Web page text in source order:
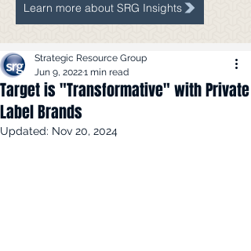
Learn more about SRG Insights
Target is "Transformative" with Private
Label Brands
Strategic Resource Group
Jun 9, 20221 min read
Updated: Nov 20, 2024